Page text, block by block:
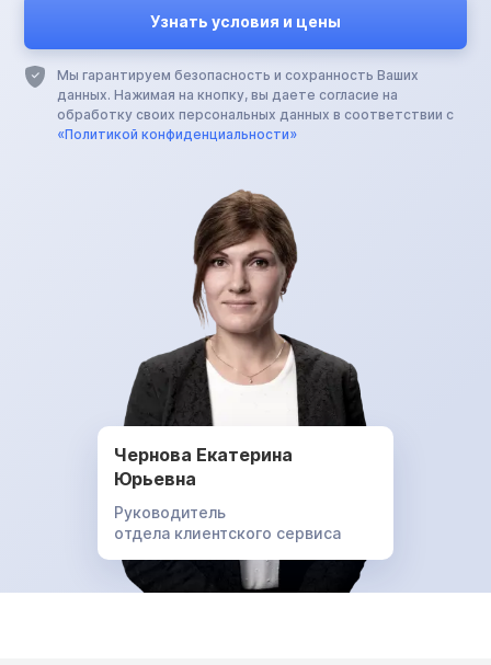
Мы гарантируем безопасность и сохранность Ваших
данных. Нажимая на кнопку, вы даете согласие на
обработку своих персональных данных в соответствии с
«Политикой конфиденциальности»
Чернова Екатерина
Юрьевна
Руководитель
отдела клиентского сервиса